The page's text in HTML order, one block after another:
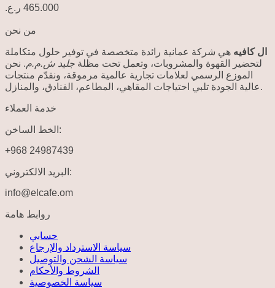
465.000 ر.ع.
من نحن
ال كافيه هي شركة عمانية رائدة متخصصة في توفير حلول متكاملة
لتحضير القهوة والمشروبات، وتعمل تحت مظلة جليد ش.م.م. نحن
الموزع الرسمي لعلامات تجارية عالمية مرموقة، ونقدّم منتجات
عالية الجودة تلبي احتياجات المقاهي، المطاعم، الفنادق، والمنازل.
خدمة العملاء
الخط الساخن:
+968 24987439
البريد الالكتروني:
info@elcafe.om
روابط هامة
حسابي
سياسة الاسترداد والإرجاع
سياسة الشحن والتوصيل
الشروط والأحكام
سياسة الخصوصية